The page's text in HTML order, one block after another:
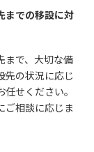
までの移設に対
まで、大切な備
先の状況に応じ
せください。
ご相談に応じま